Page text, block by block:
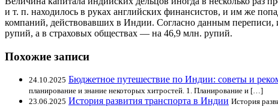
и т. п. находилось в руках английских финансистов, и им же
компаний, действовавших в Индии. Согласно данным
рупий, а в страховых обществах — на 46,9 млн. рупий.
Похожие записи
24.10.2025 Бюджетное путешествие по Индии: советы и
планирование и знание некоторых хитростей. 1. Планирование и […]
23.06.2025 История развития транспорта в Индии История